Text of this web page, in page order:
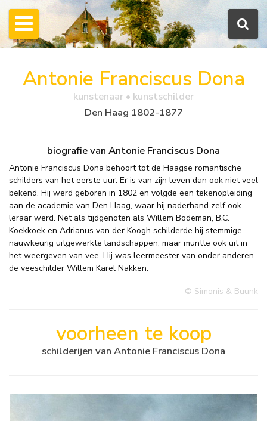
Antonie Franciscus Dona
kunstenaar • kunstschilder
Den Haag 1802-1877
biografie van Antonie Franciscus Dona
Antonie Franciscus Dona behoort tot de Haagse romantische
schilders van het eerste uur. Er is van zijn leven dan ook niet veel
bekend. Hij werd geboren in 1802 en volgde een tekenopleiding
aan de academie van Den Haag, waar hij naderhand zelf ook
leraar werd. Net als tijdgenoten als Willem Bodeman, B.C.
Koekkoek en Adrianus van der Koogh schilderde hij stemmige,
nauwkeurig uitgewerkte landschappen, maar muntte ook uit in
het weergeven van vee. Hij was leermeester van onder anderen
de veeschilder Willem Karel Nakken.
© Simonis & Buunk
voorheen te koop
schilderijen van Antonie Franciscus Dona